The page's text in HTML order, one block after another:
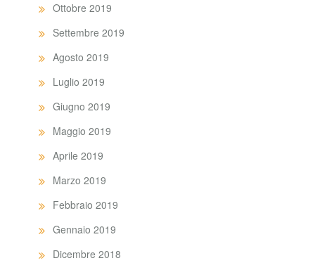
Ottobre 2019
Settembre 2019
Agosto 2019
Luglio 2019
Giugno 2019
Maggio 2019
Aprile 2019
Marzo 2019
Febbraio 2019
Gennaio 2019
Dicembre 2018